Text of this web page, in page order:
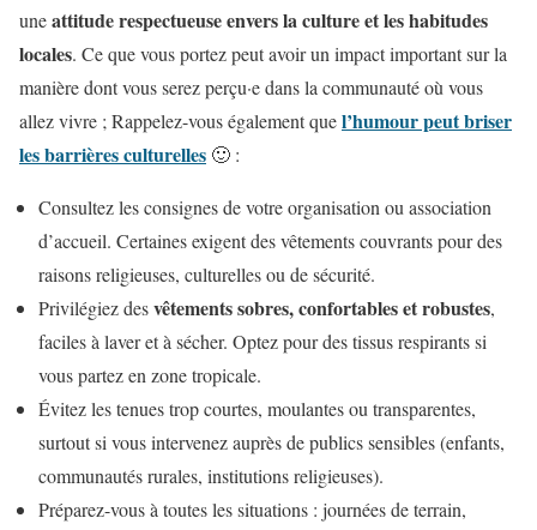
uneattitude respectueuse envers la culture et les habitudes
locales. Ce que vous portez peut avoir un impact important sur la
manière dont vous serez perçu·e dans la communauté où vous
allez vivre ; Rappelez-vous également quel’humour peut briser
les barrières culturelles 🙂 :
Consultez les consignes de votre organisation ou association
d’accueil. Certaines exigent des vêtements couvrants pour des
raisons religieuses, culturelles ou de sécurité.
Privilégiez desvêtements sobres, confortables et robustes,
faciles à laver et à sécher. Optez pour des tissus respirants si
vous partez en zone tropicale.
Évitez les tenues trop courtes, moulantes ou transparentes,
surtout si vous intervenez auprès de publics sensibles (enfants,
communautés rurales, institutions religieuses).
Préparez-vous à toutes les situations : journées de terrain,